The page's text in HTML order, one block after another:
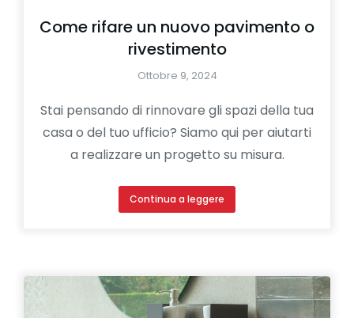
Come rifare un nuovo pavimento o
rivestimento
Ottobre 9, 2024
Stai pensando di rinnovare gli spazi della tua
casa o del tuo ufficio? Siamo qui per aiutarti
a realizzare un progetto su misura.
Continua a leggere